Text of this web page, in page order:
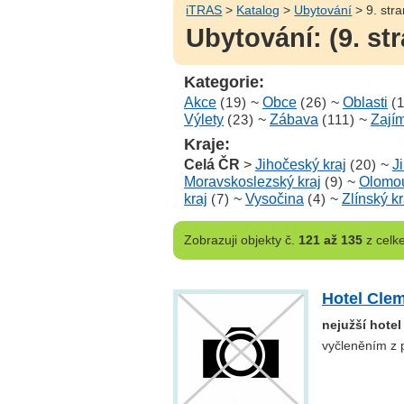
iTRAS > Katalog > Ubytování > 9.
Ubytování: (9.
Kategorie:
Akce (19) ~ Obce (26) ~ Oblasti
Výlety (23) ~ Zábava (111) ~
Kraje:
Celá ČR > Jihočeský kraj (20) ~
Moravskoslezský kraj (9) ~
kraj (7) ~ Vysočina (4) ~ Zlínský
Zobrazujiobjekty č. 121 až 135z
Hotel
nejužší hotel
vyčleněním z